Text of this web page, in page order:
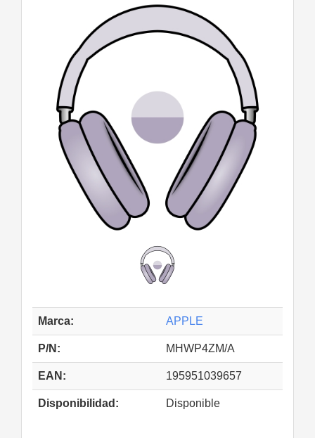
Marca: APPLE
P/N: MHWP4ZM/A
EAN: 195951039657
Disponibilidad: Disponible